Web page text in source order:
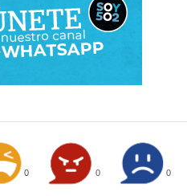
0 0 0